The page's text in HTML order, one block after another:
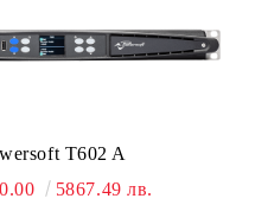
T602 A
5867.49 лв.